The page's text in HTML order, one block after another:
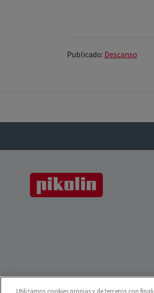
Publicado:Descanso
Utilizamos cookies propias y de terceros con